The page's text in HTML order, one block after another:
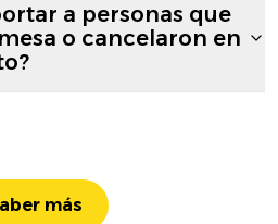
a personas que
o cancelaron en
más